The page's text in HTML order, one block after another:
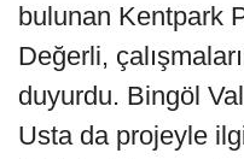
bulunan Kentpark
Değerli,
duyurdu. Bingöl
Usta da projeyle